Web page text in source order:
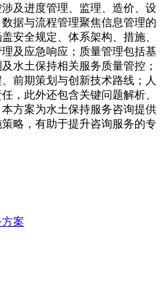
及进度管理、监理、造价、设
据与流程管理聚焦信息管理的
安全规定、体系架构、措施、
及应急响应；质量管理包括基
水土保持相关服务质量管控；
前期策划与创新技术路线；人
，此外还包含关键问题解析、
方案为水土保持服务咨询提供
略，有助于提升咨询服务的专
案